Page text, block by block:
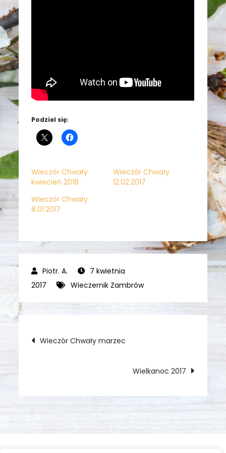
Podziel się:
Wieczór Chwały
kwiecień 2018
Wieczór Chwały
12.02.2017
Wieczór Chwały
8.01.2017
7 kwietnia
2017
Wieczernik Zambrów
Nawigacja
Wieczór Chwały marzec
Wielkanoc 2017